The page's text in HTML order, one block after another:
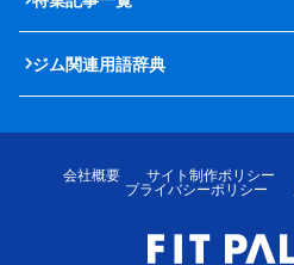
ジム関連用語辞典
会社概要 サイト制作ポリシー
プライバシーポリシー